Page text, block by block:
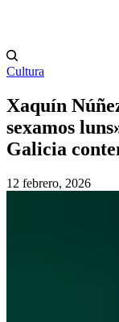
Cultura
Xaquín
sexamos
Galicia
12 febrero, 2026